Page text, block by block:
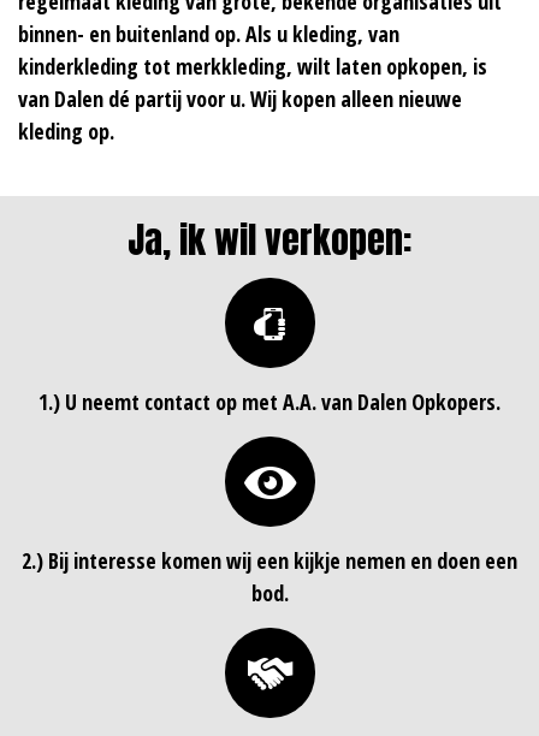
binnen- en buitenland op. Als u kleding, van
kinderkleding tot merkkleding, wilt laten opkopen, is
van Dalen dé partij voor u. Wij kopen alleen nieuwe
kleding op.
Ja, ik wil verkopen:
1.) U neemt contact op met A.A. van Dalen Opkopers.
2.) Bij interesse komen wij een kijkje nemen en doen een
bod.